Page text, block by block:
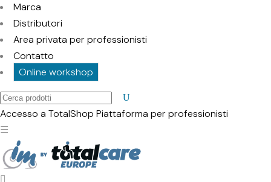
Marca
Distributori
Area privata per professionisti
Contatto
Online workshop
Cerca
prodotti
Accesso a TotalShop Piattaforma per professionisti
☰